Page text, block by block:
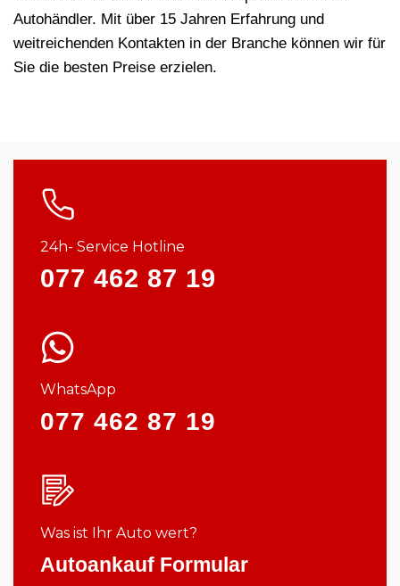
Autohändler. Mit über 15 Jahren Erfahrung und
weitreichenden Kontakten in der Branche können wir für
Sie die besten Preise erzielen.
24h- Service Hotline
077 462 87 19
WhatsApp
077 462 87 19
Was ist Ihr Auto wert?
Autoankauf Formular